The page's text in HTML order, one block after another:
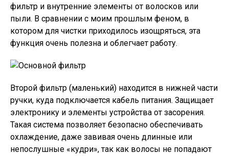
фильтр и внутренние элементы от волосков или
пыли. В сравнении с моим прошлым феном, в
котором для чистки приходилось изощряться, эта
функция очень полезна и облегчает работу.
Второй фильтр (маленький) находится в нижней части
ручки, куда подключается кабель питания. Защищает
электронику и элементы устройства от засорения.
Такая система позволяет безопасно обеспечивать
охлаждение, даже завивая очень длинные или
непослушные «кудри», так как волосы не попадают